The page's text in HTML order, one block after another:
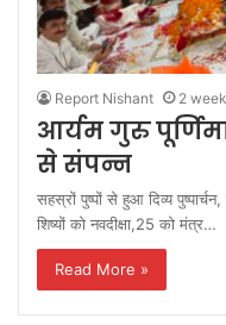
Report Nishant 2
आर्यम गुरु
से संपन्न
सहस्रों पुष्पों से हुआ दिव्य
शिष्यों को नवदीक्षा,25 को मंत्र…
Read More »